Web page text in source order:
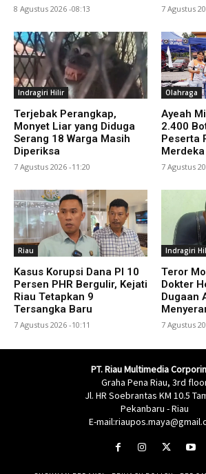
8 Agustus 2026 -08:13 7 Agustus
Indragiri Hilir
Terjebak Perangkap,
Monyet Liar yang Diduga
Serang 18 Warga Masih
Diperiksa
7 Agustus 2026 -11:20
Olahraga
Ayeah
2.400
Peserta
7 Agustus
Riau
Kasus Korupsi Dana PI 10
Persen PHR Bergulir, Kejati
Riau Tetapkan 9
Tersangka Baru
7 Agustus 2026 -10:11
Indragiri
Teror
Dokter
Dugaan
7 Agustus
PT. Riau Multimedia
Graha Pena Riau, 3rd
Jl. HR Soebrantas KM 10.5
Pekanbaru - Riau
E-